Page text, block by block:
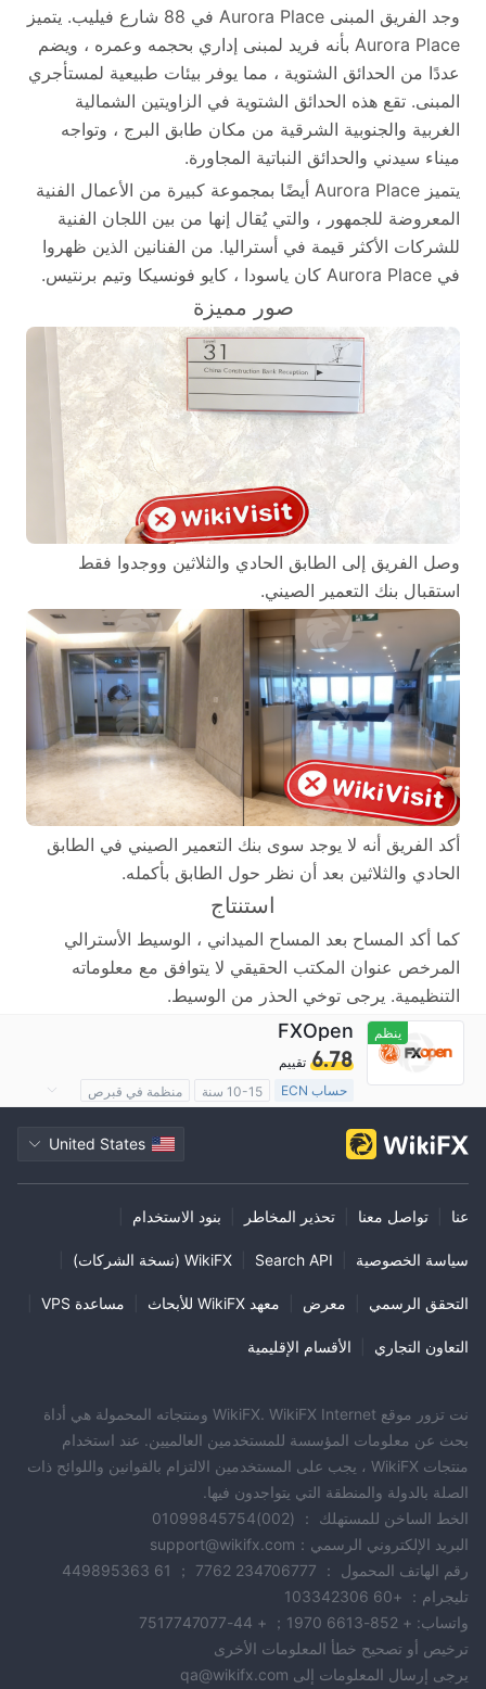
وجد الفريق المبنى Aurora Place في 88 شارع فيليب. يتميز
Aurora Place بأنه فريد لمبنى إداري بحجمه وعمره ، ويضم
عددًا من الحدائق الشتوية ، مما يوفر بيئات طبيعية لمستأجري
المبنى. تقع هذه الحدائق الشتوية في الزاويتين الشمالية
الغربية والجنوبية الشرقية من مكان طابق البرج ، وتواجه
ميناء سيدني والحدائق النباتية المجاورة.
يتميز Aurora Place أيضًا بمجموعة كبيرة من الأعمال الفنية
المعروضة للجمهور ، والتي يُقال إنها من بين اللجان الفنية
للشركات الأكثر قيمة في أستراليا. من الفنانين الذين ظهروا
في Aurora Place كان ياسودا ، كايو فونسيكا وتيم برنتيس.
صور مميزة
وصل الفريق إلى الطابق الحادي والثلاثين ووجدوا فقط
استقبال بنك التعمير الصيني.
أكد الفريق أنه لا يوجد سوى بنك التعمير الصيني في الطابق
الحادي والثلاثين بعد أن نظر حول الطابق بأكمله.
استنتاج
كما أكد المساح بعد المساح الميداني ، الوسيط الأسترالي
المرخص عنوان المكتب الحقيقي لا يتوافق مع معلوماته
التنظيمية. يرجى توخي الحذر من الوسيط.
ينظم FXOpen
6.78 تقييم
حساب ECN
10-15 سنة
منظمة في قبرص
مخاطر عالية United States
عنا تواصل معنا تحذير المخاطر بنود الاستخدام
سياسة الخصوصية Search API WikiFX (نسخة الشركات)
التحقق الرسمي معرض معهد WikiFX للأبحاث مساعدة VPS
التعاون التجاري الأقسام الإقليمية
نت تزور موقع WikiFX. WikiFX Internet ومنتجاته المحمولة هي أداة
بحث عن معلومات المؤسسة للمستخدمين العالميين. عند استخدام
منتجات WikiFX ، يجب على المستخدمين الالتزام بالقوانين واللوائح ذات
الصلة بالدولة والمنطقة التي يتواجدون فيها.
الخط الساخن للمستهلك ： (002)01099845754
البريد الإلكتروني الرسمي：support@wikifx.com
رقم الهاتف المحمول ： 234706777 7762 ； 61 449895363
تليجرام： +60 103342306
واتساب: + 852-6613 1970； + 44-7517747077
ترخيص أو تصحيح خطأ المعلومات الأخرى
يرجى إرسال المعلومات إلى qa@wikifx.com